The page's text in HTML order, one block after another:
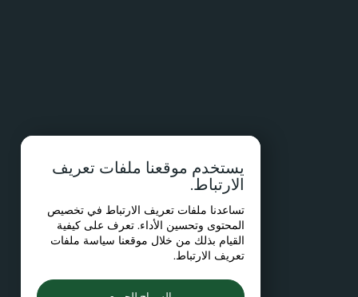
يستخدم موقعنا ملفات تعريف
الارتباط.
تساعدنا ملفات تعريف الارتباط في تخصيص
المحتوى وتحسين الأداء. تعرف على كيفية
القيام بذلك من خلال موقعناسياسة ملفات
تعريف الارتباط.